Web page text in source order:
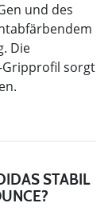
und des
Die
Gripprofil sorgt
STABIL